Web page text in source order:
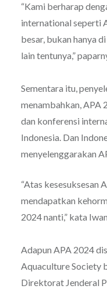
“Kami berharap
international seperti
besar, bukan hanya
lain tentunya,”
Sementara itu,
menambahkan, APA
dan konferensi
Indonesia. Dan
menyelenggarakan
“Atas kesesuksesan
mendapatkan
2024 nanti,” kata
Adapun APA 2024
Aquaculture Society
Direktorat Jenderal